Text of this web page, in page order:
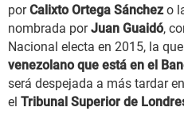
porCalixto Ortega Sánchezo
nombrada porJuan Guaidó,
Nacional electa en 2015, la
venezolano que está en el
será despejada a más tardar
el Tribunal Superior de